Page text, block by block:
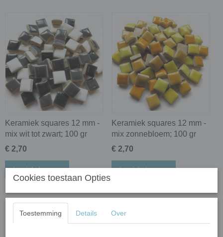
Keramiek squares 12 mm -
mix wit tot zwart; 100 gr
€ 2,70
In winkelwagen
Keramiek squares 12 mm -
mix zonnebloem; 100 gr
€ 2,70
In winkelwagen
Cookies toestaan Opties
Toestemming Details Over